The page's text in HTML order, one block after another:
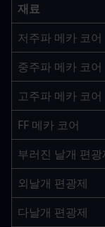
재료
저주파 메카 코어
중주파 메카 코어
고주파 메카 코어
FF 메카 코어
부러진 날개 편광
외날개 편광제
다날개 편광제